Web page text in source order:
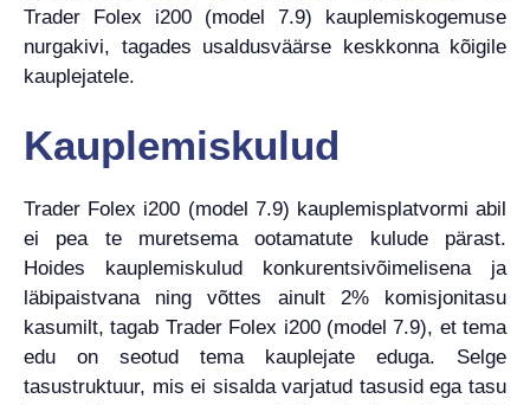
Trader Folex i200 (model 7.9) kauplemiskogemuse
nurgakivi, tagades usaldusväärse keskkonna kõigile
kauplejatele.
Kauplemiskulud
Trader Folex i200 (model 7.9) kauplemisplatvormi abil
ei pea te muretsema ootamatute kulude pärast.
Hoides kauplemiskulud konkurentsivõimelisena ja
läbipaistvana ning võttes ainult 2% komisjonitasu
kasumilt, tagab Trader Folex i200 (model 7.9), et tema
edu on seotud tema kauplejate eduga. Selge
tasustruktuur, mis ei sisalda varjatud tasusid ega tasu